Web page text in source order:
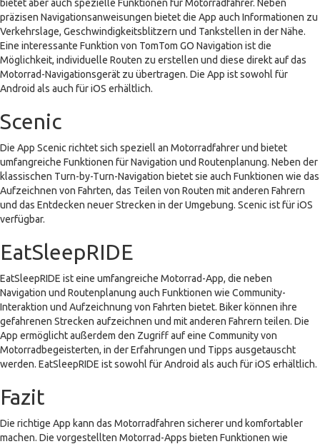
bietet aber auch spezielle Funktionen für Motorradfahrer. Neben
präzisen Navigationsanweisungen bietet die App auch Informationen zu
Verkehrslage, Geschwindigkeitsblitzern und Tankstellen in der Nähe.
Eine interessante Funktion von TomTom GO Navigation ist die
Möglichkeit, individuelle Routen zu erstellen und diese direkt auf das
Motorrad-Navigationsgerät zu übertragen. Die App ist sowohl für
Android als auch für iOS erhältlich.
Scenic
Die App Scenic richtet sich speziell an Motorradfahrer und bietet
umfangreiche Funktionen für Navigation und Routenplanung. Neben der
klassischen Turn-by-Turn-Navigation bietet sie auch Funktionen wie das
Aufzeichnen von Fahrten, das Teilen von Routen mit anderen Fahrern
und das Entdecken neuer Strecken in der Umgebung. Scenic ist für iOS
verfügbar.
EatSleepRIDE
EatSleepRIDE ist eine umfangreiche Motorrad-App, die neben
Navigation und Routenplanung auch Funktionen wie Community-
Interaktion und Aufzeichnung von Fahrten bietet. Biker können ihre
gefahrenen Strecken aufzeichnen und mit anderen Fahrern teilen. Die
App ermöglicht außerdem den Zugriff auf eine Community von
Motorradbegeisterten, in der Erfahrungen und Tipps ausgetauscht
werden. EatSleepRIDE ist sowohl für Android als auch für iOS erhältlich.
Fazit
Die richtige App kann das Motorradfahren sicherer und komfortabler
machen. Die vorgestellten Motorrad-Apps bieten Funktionen wie